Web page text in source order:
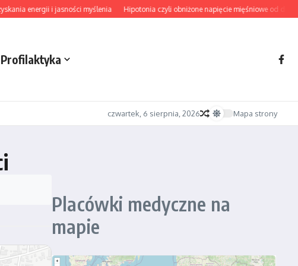
energii i jasności myślenia Hipotonia czyli obniżone napięcie mięśniowe od
Profilaktyka
czwartek, 6 sierpnia, 2026 Mapa strony
Placówki medyczne na
mapie